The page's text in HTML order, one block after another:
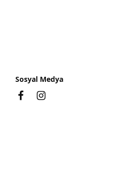
Sosyal Medya